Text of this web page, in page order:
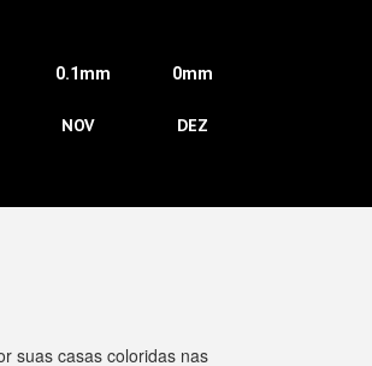
0.1mm
NOV
0mm
DEZ
suas casas coloridas nas